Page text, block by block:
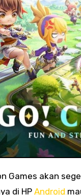
Games akan
di HP Android